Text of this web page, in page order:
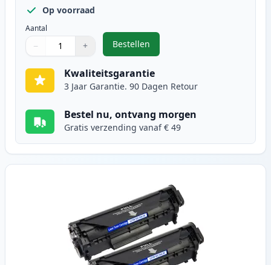
Op voorraad
Aantal
Gebruik de knoppen om aan te passen
− +
1
Bestellen
,5 stuks Canon FX-10
Kwaliteitsgarantie
3 Jaar Garantie. 90 Dagen Retour
Bestel nu, ontvang morgen
Gratis verzending vanaf € 49